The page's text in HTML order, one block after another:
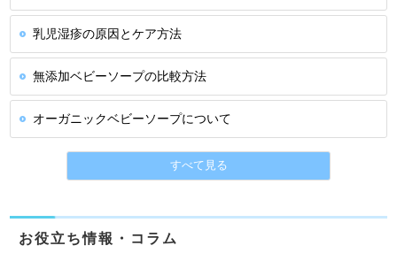
乳児湿疹の原因とケア方法
無添加ベビーソープの比較方法
オーガニックベビーソープについて
すべて見る
お役立ち情報・コラム